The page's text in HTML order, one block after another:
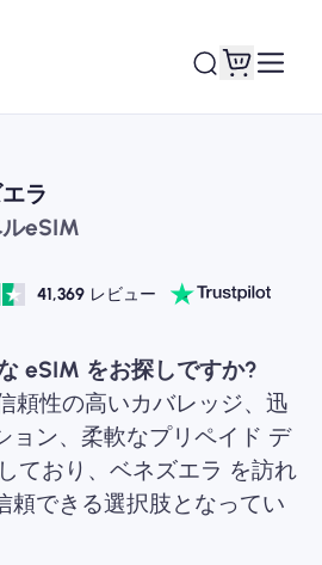
ン
ョッププラン
ラ
ルeSIM
41,369 レビュー
eSIM をお探しですか?
頼性の高いカバレッジ、迅
ョン、柔軟なプリペイド デ
ており、ベネズエラ を訪れ
頼できる選択肢となってい